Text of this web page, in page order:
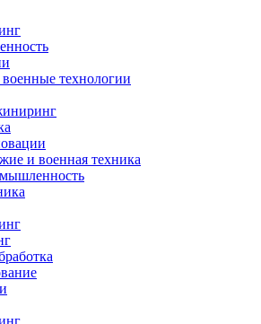
технологии
и военная техника